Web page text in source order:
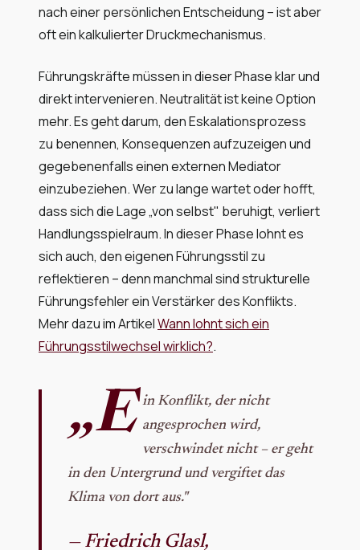
nach einer persönlichen Entscheidung – ist aber
oft ein kalkulierter Druckmechanismus.
Führungskräfte müssen in dieser Phase klar und
direkt intervenieren. Neutralität ist keine Option
mehr. Es geht darum, den Eskalationsprozess
zu benennen, Konsequenzen aufzuzeigen und
gegebenenfalls einen externen Mediator
einzubeziehen. Wer zu lange wartet oder hofft,
dass sich die Lage „von selbst" beruhigt, verliert
Handlungsspielraum. In dieser Phase lohnt es
sich auch, den eigenen Führungsstil zu
reflektieren – denn manchmal sind strukturelle
Führungsfehler ein Verstärker des Konflikts.
Mehr dazu im ArtikelWann lohnt sich ein
Führungsstilwechsel wirklich?.
„E in Konflikt, der nicht
angesprochen wird,
verschwindet nicht – er geht
in den Untergrund und vergiftet das
Klima von dort aus."
— Friedrich Glasl,